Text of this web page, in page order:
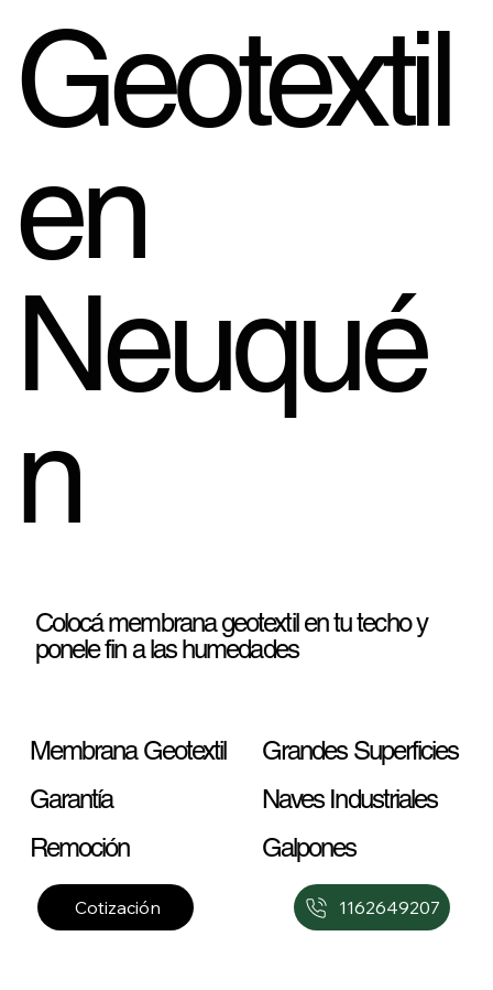
Geotextil
en
Neuqué
n
Colocá membrana geotextil en tu techo y
ponele fin a las humedades
Membrana Geotextil
Grandes Superficies
Garantía
Naves Industriales
Remoción
Galpones
Cotización 1162649207